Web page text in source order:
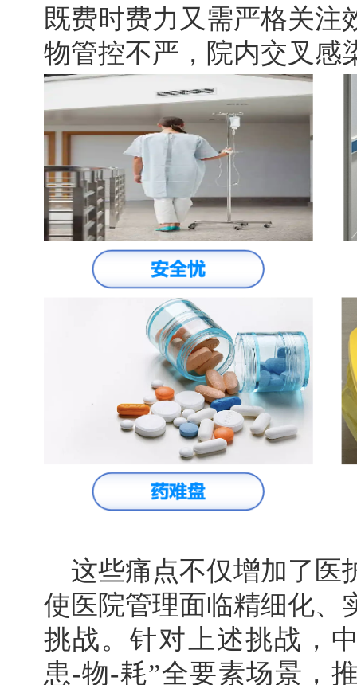
既费时费力又需严格关注
物管控不严，院内交叉感
这些痛点不仅增加了医
使医院管理面临精细化、
挑战。针对上述挑战，
患-物-耗”全要素场景，